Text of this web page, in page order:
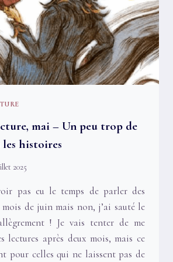
mai – Un peu trop de
les histoires
2025
pas eu le temps de parler des
de juin mais non, j’ai sauté le
! Je vais tenter de me
lectures après deux mois, mais ce
pour celles qui ne laissent pas de